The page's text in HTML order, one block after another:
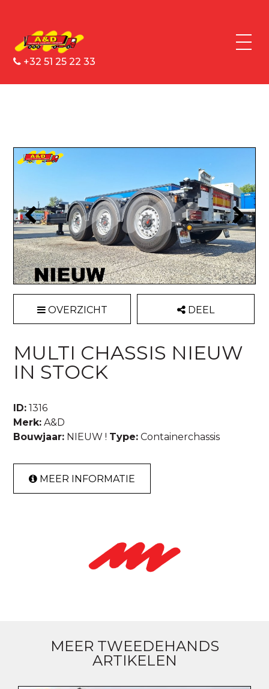
+32 51 25 22 33
OVERZICHT DEEL
MULTI CHASSIS NIEUW
IN STOCK
ID: 1316
Merk: A&D
Bouwjaar: NIEUW ! Type: Containerchassis
MEER INFORMATIE
MEER TWEEDEHANDS
ARTIKELEN